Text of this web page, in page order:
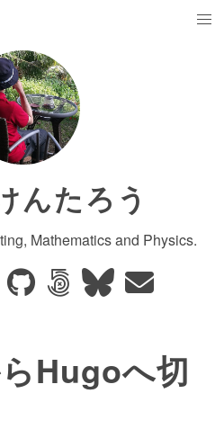
んたろう
Mathematics and Physics.
Hugoへ切